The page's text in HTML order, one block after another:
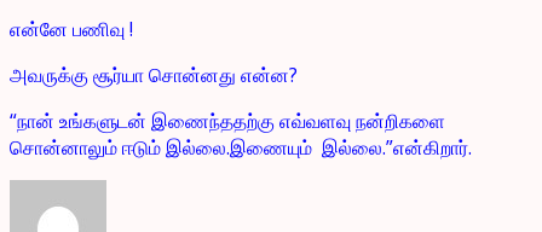
என்னே பணிவு !
அவருக்கு சூர்யா சொன்னது என்ன?
“நான் உங்களுடன் இணைந்ததற்கு எவ்வளவு நன்றிகளை
சொன்னாலும் ஈடும் இல்லை.இணையும் இல்லை.”என்கிறார்.